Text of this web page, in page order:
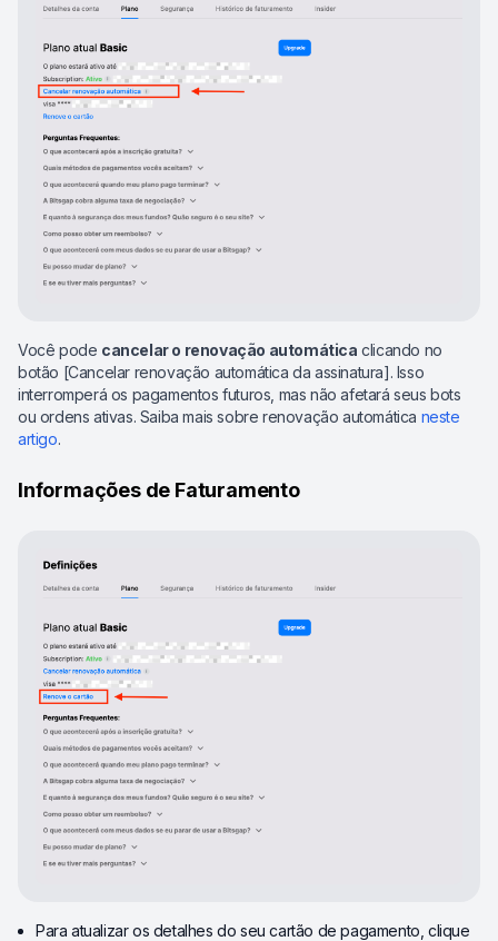
Você pode cancelar o renovação automática clicando no
botão [Cancelar renovação automática da assinatura]. Isso
interromperá os pagamentos futuros, mas não afetará seus bots
ou ordens ativas. Saiba mais sobre renovação automática neste
artigo.
Informações de Faturamento
Para atualizar os detalhes do seu cartão de pagamento, clique